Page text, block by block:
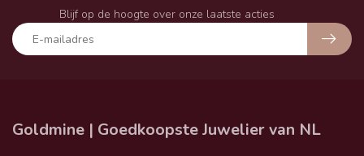
Blijf op de hoogte over onze laatste acties
Goldmine | Goedkoopste Juwelier van NL